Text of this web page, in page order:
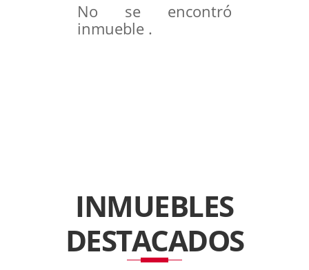
No se encontró
inmueble .
INMUEBLES
DESTACADOS